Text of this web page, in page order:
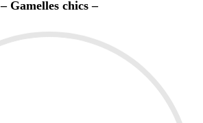
– Gamelles chics –